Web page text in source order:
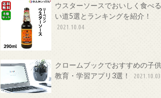
ウスターソースでおいしく食べ
い道5選とランキングを紹介！
2021.10.04
クロームブックでおすすめの子
教育・学習アプリ3選！
2021.10.03